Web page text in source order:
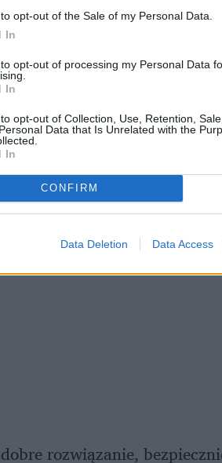
opt-out of the Sale of my Personal Data.
In
opt-out of processing my Personal Data
In
opt-out of Collection, Use, Retention,
Data that Is Unrelated with the
In
CONFIRM
Data Deletion Data Access
rozwiązanie,